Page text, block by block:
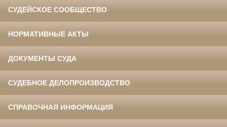
СУДЕЙСКОЕ СООБЩЕСТВО
НОРМАТИВНЫЕ АКТЫ
ДОКУМЕНТЫ СУДА
СУДЕБНОЕ ДЕЛОПРОИЗВОДСТВО
СПРАВОЧНАЯ ИНФОРМАЦИЯ